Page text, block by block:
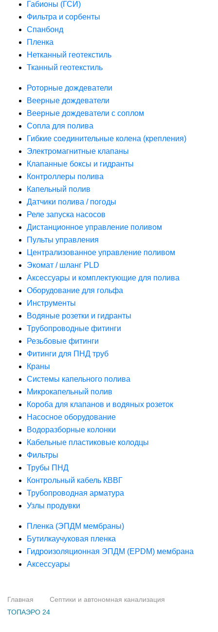
Габионы (ГСИ)
Фильтра и сорбенты
Спанбонд
Пленка
Нетканный геотекстиль
Тканный геотекстиль
Роторные дождеватели
Веерные дождеватели
Веерные дождеватели с соплом
Сопла для полива
Гибкие соединительные колена (крепления)
Электромагнитные клапаны
Клапанные боксы и гидранты
Контроллеры полива
Капельный полив
Датчики полива / погоды
Реле запуска насосов
Дистанционное управление поливом
Пульты управления
Централизованное управление поливом
Экомат / шланг PLD
Аксессуары и комплектующие для полива
Оборудование для гольфа
Инструменты
Водяные розетки и гидранты
Трубопроводные фитинги
Резьбовые фитинги
Фитинги для ПНД труб
Краны
Системы капельного полива
Микрокапельный полив
Короба для клапанов и водяных розеток
Насосное оборудование
Водоразборные колонки
Кабельные пластиковые колодцы
Фильтры
Трубы ПНД
Контрольный кабель КВВГ
Трубопроводная арматура
Узлы продувки
Пленка (ЭПДМ мембраны)
Бутилкаучуковая пленка
Гидроизоляционная ЭПДМ (EPDM) мембрана
Аксессуары
Главная
Септики и автономная канализация
ТОПАЭРО 24